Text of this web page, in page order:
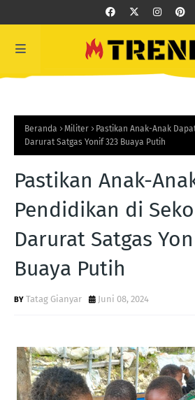
Beranda Militer
Pastikan Anak-Anak
Darurat Satgas Yonif 323 Buaya Putih
Pastikan Anak-
Pendidikan di
Darurat Satgas
Buaya Putih
Tatag Gianyar Juni 08, 2024